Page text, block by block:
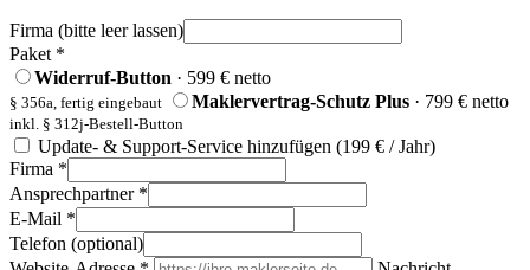
Firma (bitte leer lassen)
Paket *
Widerruf-Button · 599 € netto
§ 356a, fertig eingebaut Maklervertrag-Schutz Plus · 799 € netto
inkl. § 312j-Bestell-Button
Update- & Support-Service hinzufügen (199 € / Jahr)
Firma *
Ansprechpartner *
E-Mail *
Telefon (optional)